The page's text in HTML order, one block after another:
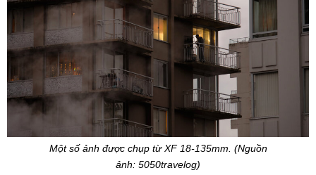
Một số ảnh được chụp từ XF 18-135mm. (Nguồn
ảnh: 5050travelog)